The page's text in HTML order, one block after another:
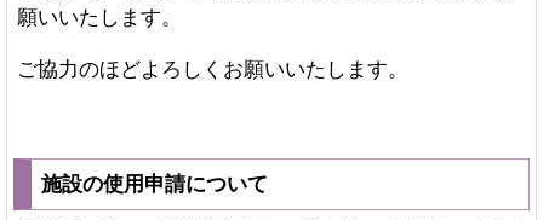
願いいたします。
ご協力のほどよろしくお願いいたします。
施設の使用申請について